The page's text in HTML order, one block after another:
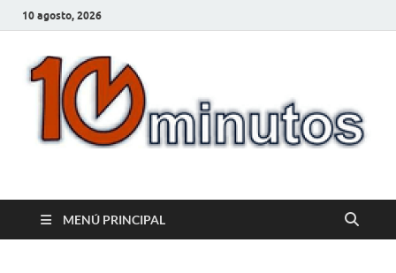
10 agosto, 2026
10minutos.com.uy
MENÚ PRINCIPAL